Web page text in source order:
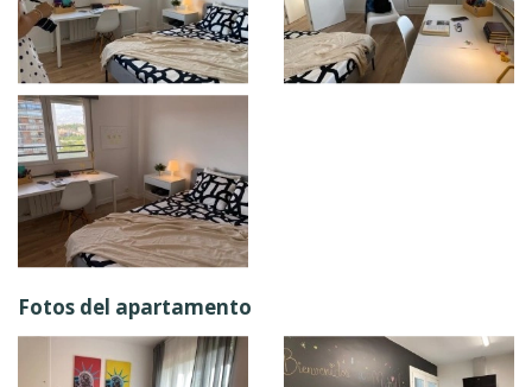
Fotos del apartamento